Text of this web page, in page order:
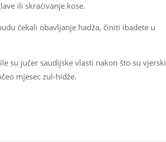
ili skraćivanje kose.
čekali obavljanje hadža, činiti ibadete u
su jučer saudijske vlasti nakon što su vjerski
mjesec zul-hidže.